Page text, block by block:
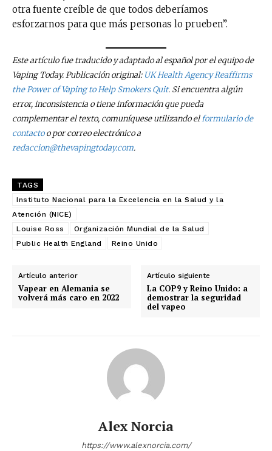
No te pierdas de las
Suscríbete a nuestro boletín diario y
recibe todas las noticias del vapeo y la
reducción de daños en tu correo
receive all the news of vaping and
tobacco harm reduction in your email.
otra fuente creíble de que todos deberíamos
esforzarnos para que más personas lo prueben”.
Este artículo fue traducido y adaptado al español por el equipo de
Vaping Today. Publicación original: UK Health Agency Reaffirms
the Power of Vaping to Help Smokers Quit. Si encuentra algún
error, inconsistencia o tiene información que pueda
complementar el texto, comuníquese utilizando elformulario de
contactoo por correo electrónico a
redaccion@thevapingtoday.com.
TAGS
Instituto Nacional para la Excelencia en la Salud y la
Atención (NICE)
Louise Ross
Organización Mundial de la Salud
Public Health England
Reino Unido
Artículo anterior
Vapear en Alemania se
volverá más caro en 2022
Artículo siguiente
La COP9 y Reino Unido: a
demostrar la seguridad
del vapeo
Alex Norcia
https://www.alexnorcia.com/